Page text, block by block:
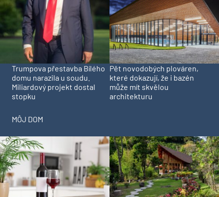
Trumpova přestavba Bílého
domu narazila u soudu.
Miliardový projekt dostal
stopku
Pět novodobých plováren,
které dokazují, že i bazén
může mít skvělou
architekturu
MÔJ DOM